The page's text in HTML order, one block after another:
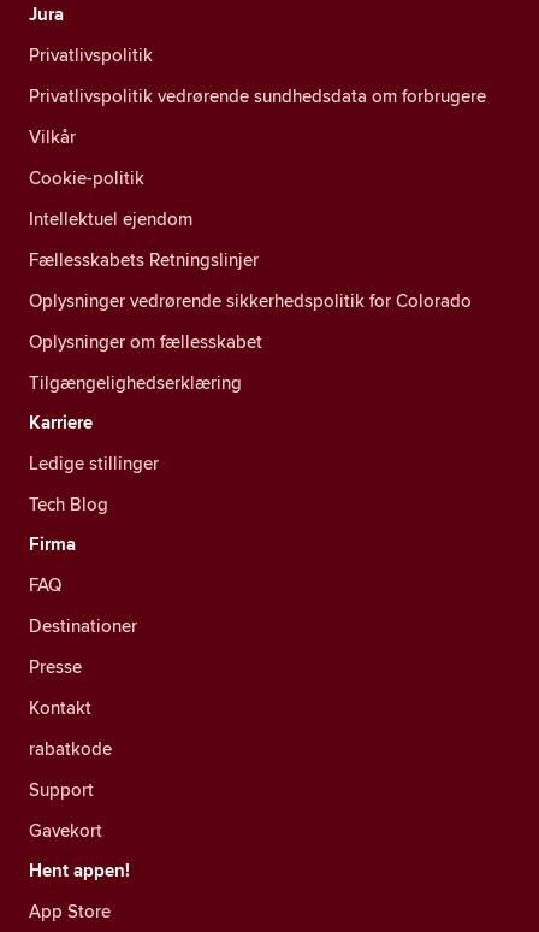
Jura
Privatlivspolitik
Privatlivspolitik vedrørende sundhedsdata om forbrugere
Vilkår
Cookie-politik
Intellektuel ejendom
Fællesskabets Retningslinjer
Oplysninger vedrørende sikkerhedspolitik for Colorado
Oplysninger om fællesskabet
Tilgængelighedserklæring
Karriere
Ledige stillinger
Tech Blog
Firma
FAQ
Destinationer
Presse
Kontakt
rabatkode
Support
Gavekort
Hent appen!
App Store